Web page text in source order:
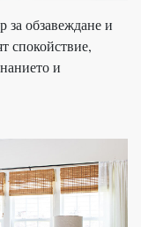
за обзавеждане и
спокойствие,
и